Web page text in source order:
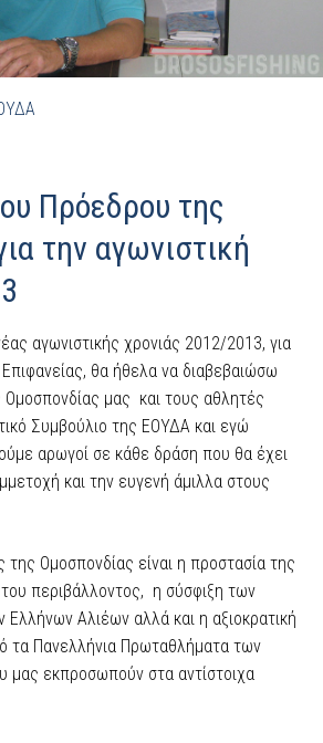
Πρόεδρου της
την αγωνιστική
αγωνιστικής χρονιάς 2012/2013, για
Επιφανείας, θα ήθελα να διαβεβαιώσω
μας και τους αθλητές
Συμβούλιο της ΕΟΥΔΑ και εγώ
αρωγοί σε κάθε δράση που θα έχει
και την ευγενή άμιλλα στους
Ομοσπονδίας είναι η προστασία της
περιβάλλοντος, η σύσφιξη των
Αλιέων αλλά και η αξιοκρατική
τα Πανελλήνια Πρωταθλήματα των
μας εκπροσωπούν στα αντίστοιχα